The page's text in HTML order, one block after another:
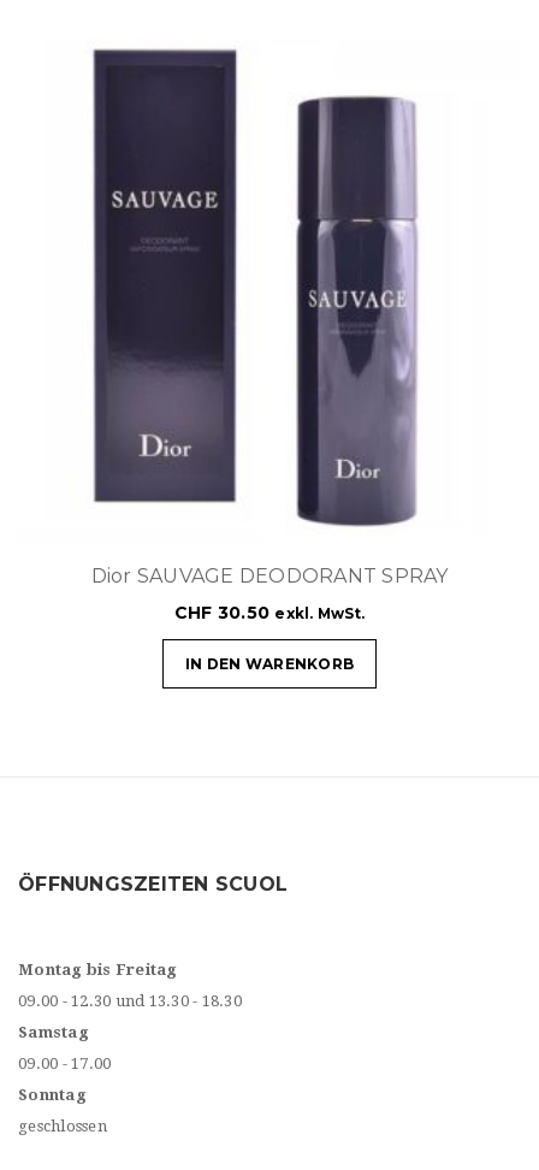
Dior SAUVAGE DEODORANT SPRAY
CHF 30.50 exkl. MwSt.
IN DEN WARENKORB
ÖFFNUNGSZEITEN SCUOL
Montag bis Freitag
09.00 - 12.30 und 13.30 - 18.30
Samstag
09.00 - 17.00
Sonntag
geschlossen